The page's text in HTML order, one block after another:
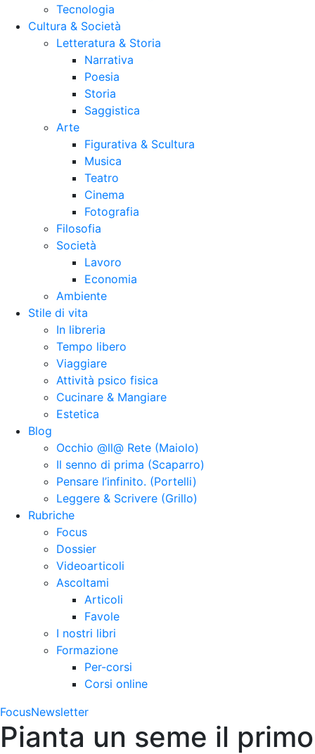
Tecnologia
Cultura & Società
Letteratura & Storia
Narrativa
Poesia
Storia
Saggistica
Arte
Figurativa & Scultura
Musica
Teatro
Cinema
Fotografia
Filosofia
Società
Lavoro
Economia
Ambiente
Stile di vita
In libreria
Tempo libero
Viaggiare
Attività psico fisica
Cucinare & Mangiare
Estetica
Blog
Occhio @ll@ Rete (Maiolo)
Il senno di prima (Scaparro)
Pensare l’infinito. (Portelli)
Leggere & Scrivere (Grillo)
Rubriche
Focus
Dossier
Videoarticoli
Ascoltami
Articoli
Favole
I nostri libri
Formazione
Per-corsi
Corsi online
FocusNewsletter
Pianta un seme il primo